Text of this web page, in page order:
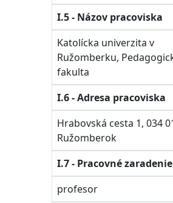
I.5 - Názov pracoviska
Katolícka univerzita v
Ružomberku,
fakulta
I.6 - Adresa pracoviska
Hrabovská cesta 1, 034
Ružomberok
I.7 - Pracovné zaradenie
profesor